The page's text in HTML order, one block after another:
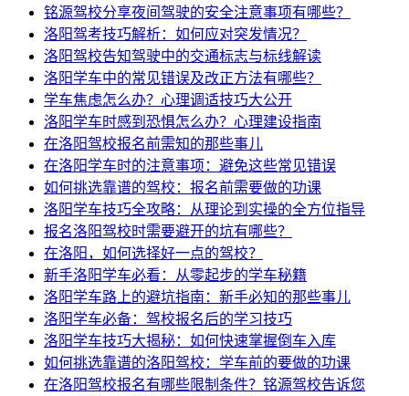
铭源驾校分享夜间驾驶的安全注意事项有哪些？
洛阳驾考技巧解析：如何应对突发情况？
洛阳驾校告知驾驶中的交通标志与标线解读
洛阳学车中的常见错误及改正方法有哪些？
学车焦虑怎么办？心理调适技巧大公开
洛阳学车时感到恐惧怎么办？心理建设指南
在洛阳驾校报名前需知的那些事儿
在洛阳学车时的注意事项：避免这些常见错误
如何挑选靠谱的驾校：报名前需要做的功课
洛阳学车技巧全攻略：从理论到实操的全方位指导
报名洛阳驾校时需要避开的坑有哪些？
在洛阳，如何选择好一点的驾校？
新手洛阳学车必看：从零起步的学车秘籍
洛阳学车路上的避坑指南：新手必知的那些事儿
洛阳学车必备：驾校报名后的学习技巧
洛阳学车技巧大揭秘：如何快速掌握倒车入库
如何挑选靠谱的洛阳驾校：学车前的要做的功课
在洛阳驾校报名有哪些限制条件？铭源驾校告诉您